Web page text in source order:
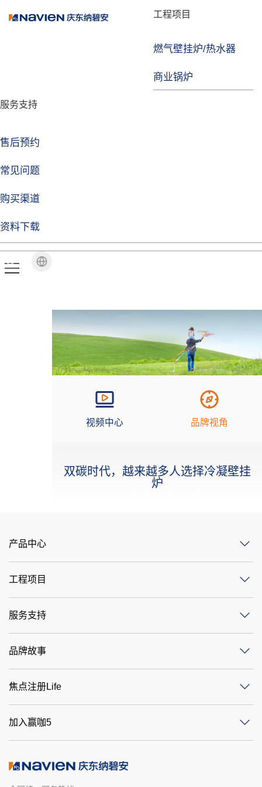
工程项目
燃气壁挂炉/热水器
商业锅炉
服务支持
售后预约
常见问题
购买渠道
资料下载
品牌故事
技术实力
企业动态
焦点注册Life
品牌视角
视频中心 品牌视角
双碳时代，越来越多人选择冷凝壁挂
炉
产品中心
工程项目
服务支持
品牌故事
焦点注册Life
加入赢咖5